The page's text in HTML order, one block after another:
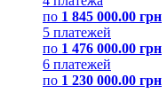
по 1 845 000.00 грн
5 платежей
по 1 476 000.00 грн
6 платежей
по 1 230 000.00 грн